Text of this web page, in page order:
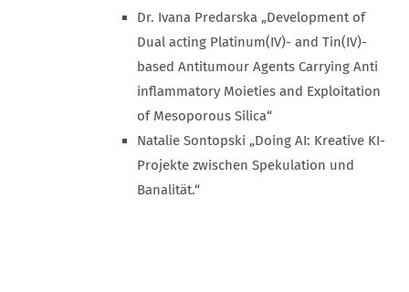
Dr. Ivana Predarska „Development of
Dual acting Platinum(IV)- and Tin(IV)-
based Antitumour Agents Carrying Anti
inflammatory Moieties and Exploitation
of Mesoporous Silica“
Natalie Sontopski „Doing AI: Kreative KI-
Projekte zwischen Spekulation und
Banalität.“